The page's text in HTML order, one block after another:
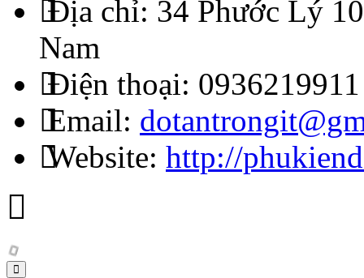
Địa chỉ: 34 Phước Lý
Nam
Điện thoại: 0936219911
Email:
Website: http://